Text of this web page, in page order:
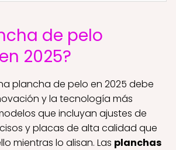
de pelo
2025?
plancha de pelo en 2025 debe
y la tecnología más
que incluyan ajustes de
y placas de alta calidad que
mientras lo alisan. Las planchas